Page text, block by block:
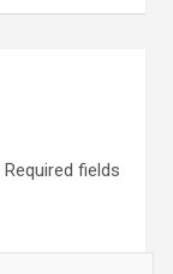
Required fields